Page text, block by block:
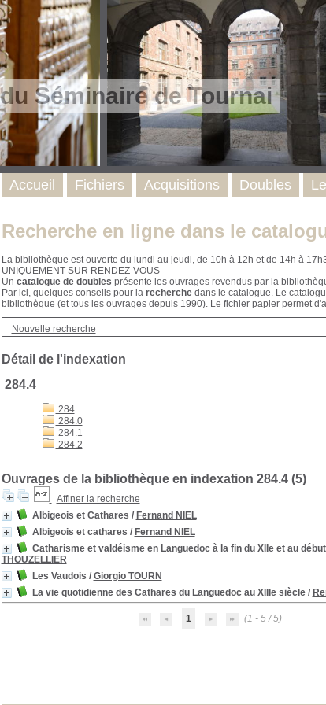
Séminaire de Tournai
Recherche en ligne dans le
La bibliothèque est ouverte du lundi au jeudi, de 10h à 12h et de 14h à
UNIQUEMENT SUR RENDEZ-VOUS
Un catalogue de doubles présente les ouvrages revendus par la
Par ici, quelques conseils pour la recherchedans le catalogue. Le
bibliothèque (et tous les ouvrages depuis 1990). Le fichier papier permet
Nouvelle recherche
Détail de l'indexation
284.4
284
284.0
284.1
284.2
Ouvrages de la bibliothèque en indexation 284.4 (5)
Affiner la recherche
Albigeois et Cathares / Fernand NIEL
Albigeois et cathares / Fernand NIEL
Catharisme et valdéisme en Languedoc à la fin du XIIe et au
THOUZELLIER
Les Vaudois / Giorgio TOURN
La vie quotidienne des Cathares du Languedoc au XIIIe siècle/
1 (1 - 5 / 5)
Accueil Fichiers Acquisitions Doubles